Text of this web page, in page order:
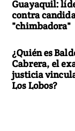
Guayaquil:
contra
"chimbadora"
¿Quién es
Cabrera, el
justicia
Los Lobos?